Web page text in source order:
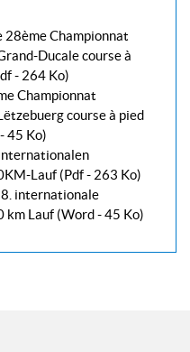
28ème Championnat
Ducale course à
- 264 Ko)
Championnat
course à pied
45 Ko)
Lauf (Pdf - 263 Ko)
internationale
km Lauf (Word - 45 Ko)